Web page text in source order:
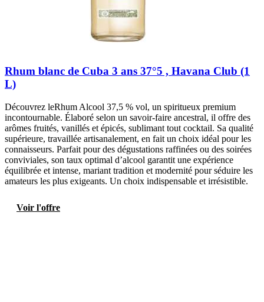
Rhum blanc de Cuba 3 ans 37°5 , Havana Club (1
L)
Découvrez leRhum Alcool 37,5 % vol, un spiritueux premium
incontournable. Élaboré selon un savoir-faire ancestral, il offre des
arômes fruités, vanillés et épicés, sublimant tout cocktail. Sa qualité
supérieure, travaillée artisanalement, en fait un choix idéal pour les
connaisseurs. Parfait pour des dégustations raffinées ou des soirées
conviviales, son taux optimal d’alcool garantit une expérience
équilibrée et intense, mariant tradition et modernité pour séduire les
amateurs les plus exigeants. Un choix indispensable et irrésistible.
Voir l'offre